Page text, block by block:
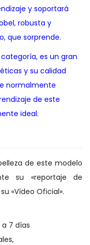
y soportará
robusta y
que sorprende.
es un gran
y su calidad
normalmente
de este
ideal.
de este modelo
su «reportaje de
«Vídeo Oficial».
7 días